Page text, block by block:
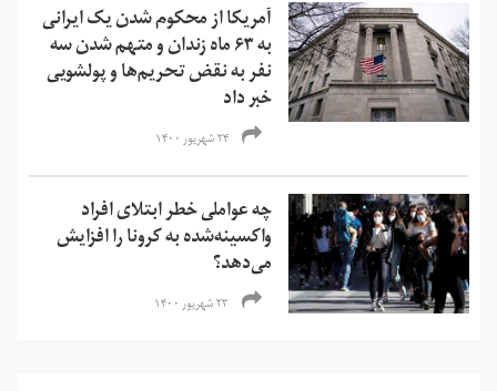
آمریکا از محکوم شدن یک ایرانی
به ۶۳ ماه زندان و متهم شدن سه
نفر به نقض تحریم‌ها و‌ پولشویی
خبر داد
۲۴ شهریور ۱۴۰۰
چه عواملی خطر ابتلای افراد
واکسینه‌شده به کرونا را افزایش
می‌دهد؟
۲۳ شهریور ۱۴۰۰